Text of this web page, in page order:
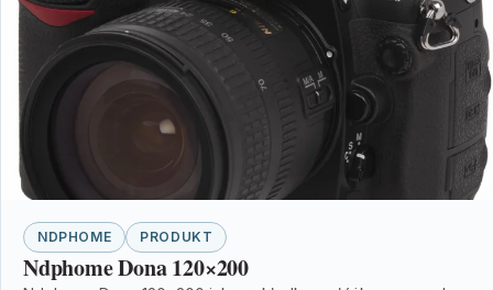
NDPHOME PRODUKT
Ndphome Dona 120×200